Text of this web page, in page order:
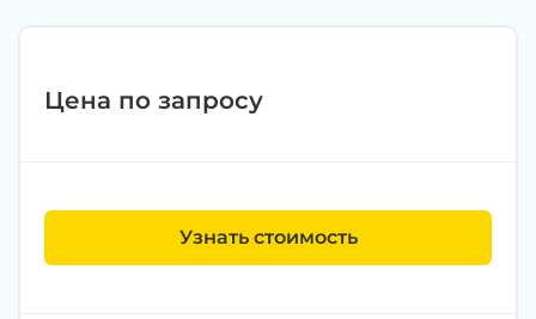
Цена по запросу
Узнать стоимость